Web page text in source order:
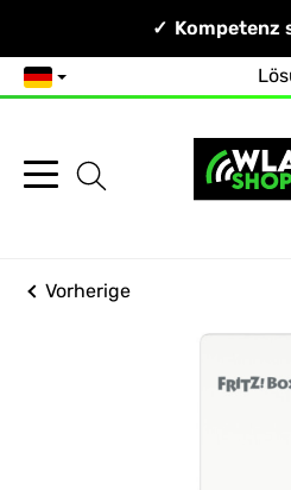
Persönlich & Erreichbar!
Kompetenz
Deutsch
Vorherige